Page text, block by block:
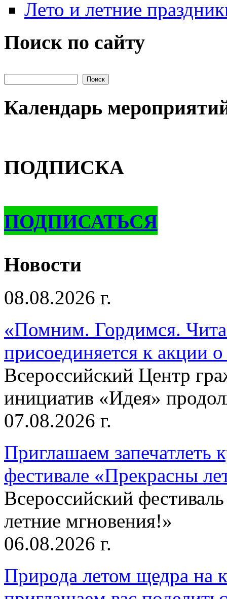
Лето и летние
Поиск по сайту
Календарь
ПОДПИСКА
ПОДПИСАТЬСЯ
Новости
08.08.2026 г.
«Помним. Гордимся.
присоединяется к акции
Всероссийский Центр
инициатив «Идея»
07.08.2026 г.
Приглашаем запечатлеть
фестивале «Прекрасны
Всероссийский
летние мгновения!»
06.08.2026 г.
Природа летом щедра на